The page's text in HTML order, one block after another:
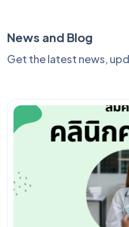
News and Blog
Get the latest news,